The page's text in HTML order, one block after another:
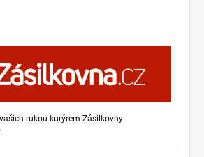
rukou kurýrem Zásilkovny